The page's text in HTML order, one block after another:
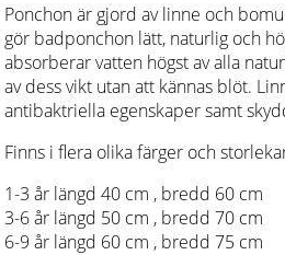
Ponchon är gjord av linne och
gör badponchon lätt, naturlig och
absorberar vatten högst av alla
av dess vikt utan att kännas blöt.
antibaktriella egenskaper samt
Finns i flera olika färger och
1-3 år längd 40 cm , bredd 60 cm
3-6 år längd 50 cm , bredd 70 cm
6-9 år längd 60 cm , bredd 75 cm